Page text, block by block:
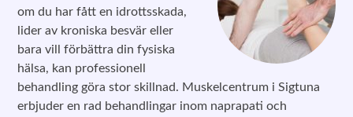
om du har fått en idrottsskada,
lider av kroniska besvär eller
bara vill förbättra din fysiska
hälsa, kan professionell
behandling göra stor skillnad. Muskelcentrum i Sigtuna
erbjuder en rad behandlingar inom naprapati och